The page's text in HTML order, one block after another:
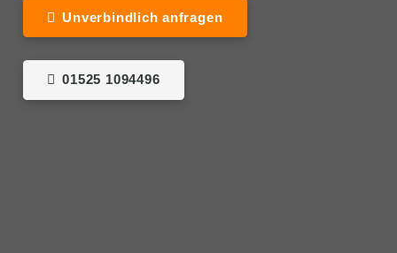
Unverbindlich anfragen
01525 1094496